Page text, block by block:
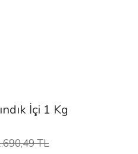
İçi 1 Kg
TL